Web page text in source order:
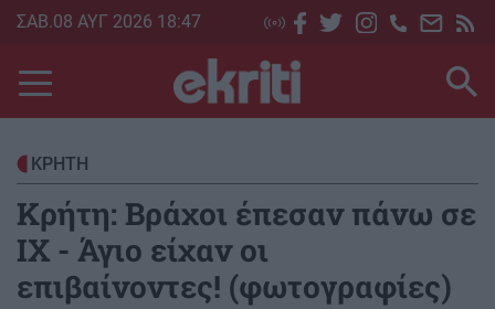
Skip
main
content
ΣΑΒ.08 ΑΥΓ 2026 18:47
ΚΡΗΤΗ
Κρήτη: Βράχοι έπεσαν πάνω σε
ΙΧ - Άγιο είχαν οι
επιβαίνοντες! (φωτογραφίες)